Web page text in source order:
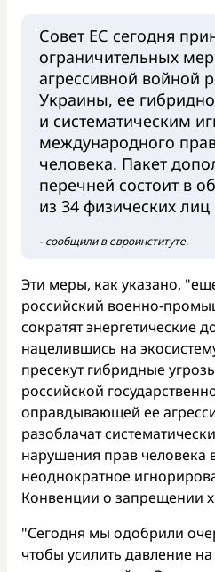
Совет ЕС сегодня
ограничительных
агрессивной войной
Украины, ее
и систематическим
международного
человека. Пакет
перечней состоит в
из 34 физических
- сообщили в евроинституте.
Эти меры, как указано,
российский военно-
сократят энергетические
нацелившись на
пресекут гибридные
российской
оправдывающей ее
разоблачат
нарушения прав человека
неоднократное
Конвенции о запрещении
"Сегодня мы одобрили
чтобы усилить давление